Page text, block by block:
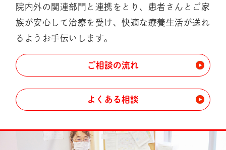
院内外の関連部門と連携をとり、患者さんとご家
族が安心して治療を受け、快適な療養生活が送れ
るようお手伝いします。
ご相談の流れ
よくある相談